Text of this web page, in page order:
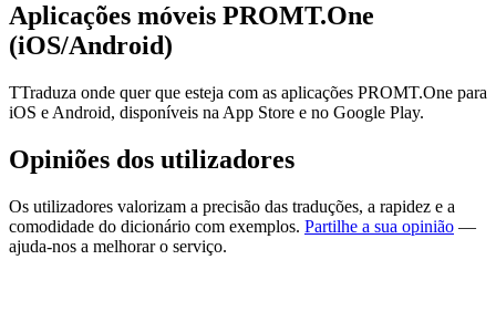
Aplicações móveis PROMT.One
(iOS/Android)
TTraduza onde quer que esteja com as aplicações PROMT.One para
iOS e Android, disponíveis na App Store e no Google Play.
Opiniões dos utilizadores
Os utilizadores valorizam a precisão das traduções, a rapidez e a
comodidade do dicionário com exemplos. Partilhe a sua opinião —
ajuda-nos a melhorar o serviço.